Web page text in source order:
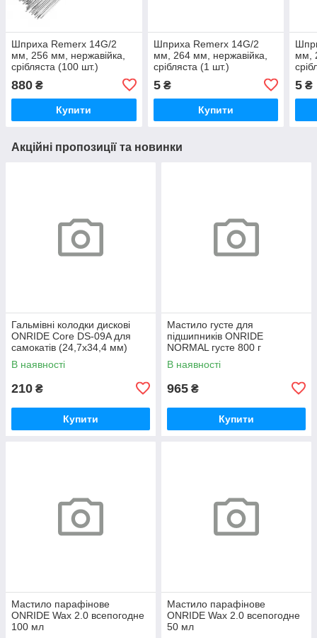
Шприха Remerx 14G/2
мм, 256 мм, нержавійка,
срібляста (100 шт.)
880 ₴
Купити
Шприха Remerx 14G/2
мм, 264 мм, нержавійка,
срібляста (1 шт.)
5₴
Купити
мм,
5 ₴
Акційні пропозиції та новинки
Гальмівні колодки дискові
ONRIDE Core DS-09A для
самокатів (24,7х34,4 мм)
напівметал
В наявності
210 ₴
Купити
Мастило густе для
підшипників ONRIDE
NORMAL густе 800 г
(металева банка)
В наявності
965 ₴
Купити
Мастило парафінове
ONRIDE Wax 2.0 всепогодне
100 мл
Мастило парафінове
ONRIDE Wax 2.0 всепогодне
50 мл